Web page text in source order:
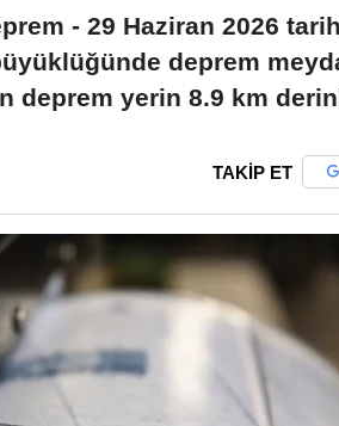
- 29 Haziran 2026
deprem
deprem yerin 8.9 km
TAKİP ET